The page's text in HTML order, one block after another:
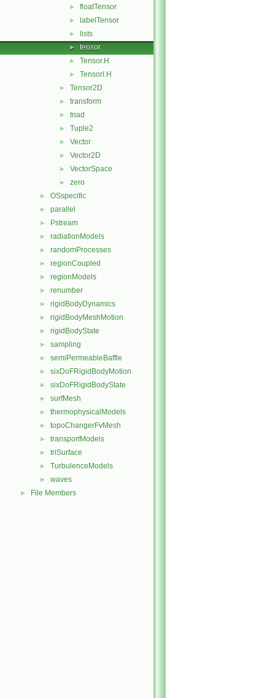
► floatTensor
► labelTensor
► lists
► tensor
► Tensor.H
► TensorI.H
► Tensor2D
► transform
► triad
► Tuple2
► Vector
► Vector2D
► VectorSpace
► zero
► OSspecific
► parallel
► Pstream
► radiationModels
► randomProcesses
► regionCoupled
► regionModels
► renumber
► rigidBodyDynamics
► rigidBodyMeshMotion
► rigidBodyState
► sampling
► semiPermeableBaffle
► sixDoFRigidBodyMotion
► sixDoFRigidBodyState
► surfMesh
► thermophysicalModels
► topoChangerFvMesh
► transportModels
► triSurface
► TurbulenceModels
► waves
► File Members